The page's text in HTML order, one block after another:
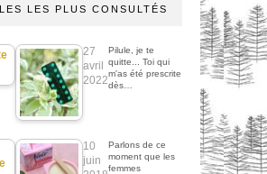
LES PLUS CONSULTÉS
27
avril
2022
Pilule, je te
quitte... Toi qui
m'as été prescrite
dès…
10
juin
Parlons de ce
moment que les
femmes